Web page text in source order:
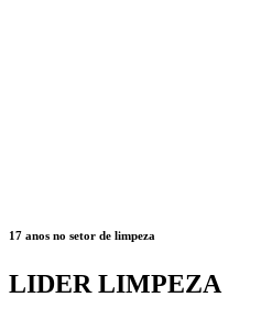
17 anos no setor de limpeza
LIDER LIMPEZA